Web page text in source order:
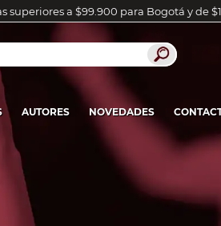
superiores a $99.900 para Bogotá y de
AUTORES NOVEDADES